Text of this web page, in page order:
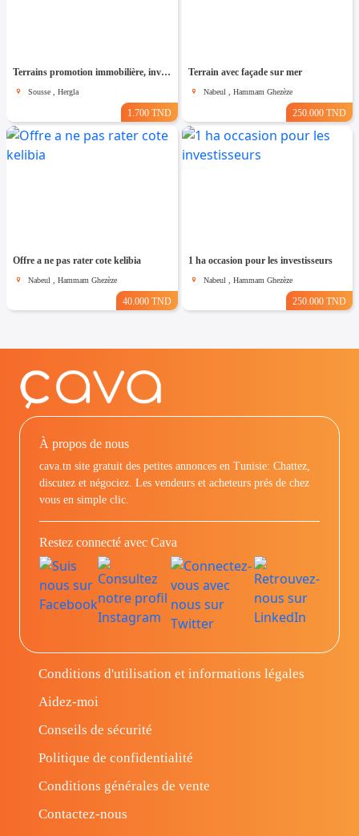
Terrains promotion immobilière, investisseurs
Sousse , Hergla
1.700 TND
Terrain avec façade sur mer
Nabeul , Hammam Ghezèze
250.000 TND
Offre a ne pas rater cote kelibia
Nabeul , Hammam Ghezèze
40.000 TND
1 ha occasion pour les investisseurs
Nabeul , Hammam Ghezèze
250.000 TND
À propos de nous
cava.tn site gratuit des petites annonces en Tunisie: Chattez,
discutez et négociez. Les vendeurs et acheteurs prés de chez
vous en simple clic.
Restez connecté avec Cava
Conditions d'utilisation et informations légales
Aidez-moi
Conseils de sécurité
Politique de confidentialité
Conditions générales de vente
Contactez-nous